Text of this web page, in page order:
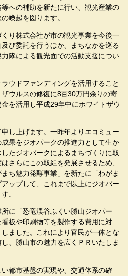
への補助を新たに行い、観光産業の
喚起を図ります。
り株式会社が市の観光事業を今後一
び委託を行うほか、まちなかを巡る
隊による観光面での活動支援につい
ウドファンディングを活用すること
ウルスの修復に8百30万円余りの寄
を活用し平成29年中にホワイトザウ
し上げます。一昨年よりエコミュー
果をジオパークの推進力として生か
たジオパークによるまちづくりに取
さらにこの取組を発展させるため、
ち魅力発酵事業」を新たに「わがま
ップして、これまで以上にジオパー
。
に「恐竜渓谷ふくい勝山ジオパー
板や印刷物等を製作する費用に対
ました。これにより官民が一体とな
、勝山市の魅力を広くＰＲいたしま
都市基盤の実現や、交通体系の確